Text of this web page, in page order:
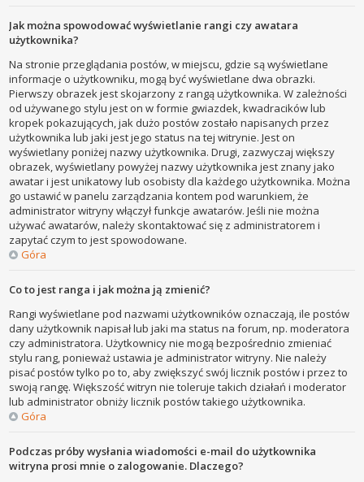
Jak można spowodować wyświetlanie rangi czy awatara
użytkownika?
Na stronie przeglądania postów, w miejscu, gdzie są wyświetlane
informacje o użytkowniku, mogą być wyświetlane dwa obrazki.
Pierwszy obrazek jest skojarzony z rangą użytkownika. W zależności
od używanego stylu jest on w formie gwiazdek, kwadracików lub
kropek pokazujących, jak dużo postów zostało napisanych przez
użytkownika lub jaki jest jego status na tej witrynie. Jest on
wyświetlany poniżej nazwy użytkownika. Drugi, zazwyczaj większy
obrazek, wyświetlany powyżej nazwy użytkownika jest znany jako
awatar i jest unikatowy lub osobisty dla każdego użytkownika. Można
go ustawić w panelu zarządzania kontem pod warunkiem, że
administrator witryny włączył funkcje awatarów. Jeśli nie można
używać awatarów, należy skontaktować się z administratorem i
zapytać czym to jest spowodowane.
Góra
Co to jest ranga i jak można ją zmienić?
Rangi wyświetlane pod nazwami użytkowników oznaczają, ile postów
dany użytkownik napisał lub jaki ma status na forum, np. moderatora
czy administratora. Użytkownicy nie mogą bezpośrednio zmieniać
stylu rang, ponieważ ustawia je administrator witryny. Nie należy
pisać postów tylko po to, aby zwiększyć swój licznik postów i przez to
swoją rangę. Większość witryn nie toleruje takich działań i moderator
lub administrator obniży licznik postów takiego użytkownika.
Góra
Podczas próby wysłania wiadomości e-mail do użytkownika
witryna prosi mnie o zalogowanie. Dlaczego?